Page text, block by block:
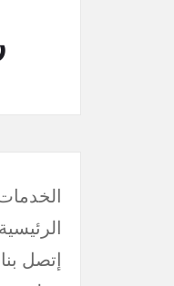
الرئيسية
إتصل بنا